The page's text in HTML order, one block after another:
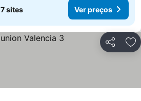
7 sites Ver preços
Partilhar